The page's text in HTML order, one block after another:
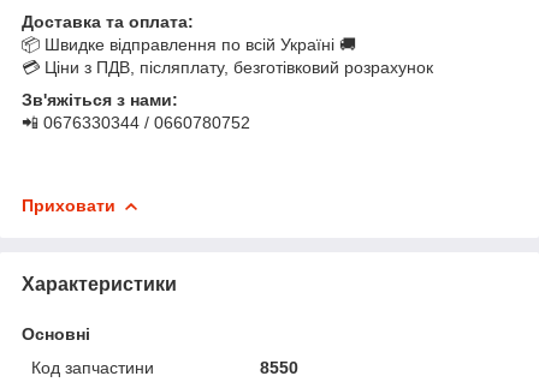
Доставка та оплата:
📦 Швидке відправлення по всій Україні 🚚
💳 Ціни з ПДВ, післяплату, безготівковий розрахунок
Зв'яжіться з нами:
📲 0676330344 / 0660780752
Приховати
Характеристики
Основні
Код запчастини
8550